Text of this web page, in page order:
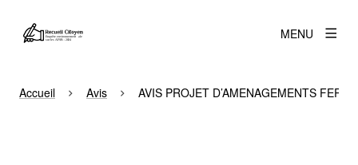
MENU
Accueil Avis AVIS PROJET D’AMENAGEMENTS